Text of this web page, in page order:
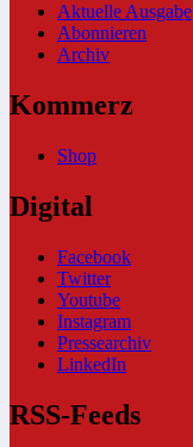
Aktuelle Ausgabe
Abonnieren
Archiv
Kommerz
Shop
Digital
Facebook
Twitter
Youtube
Instagram
Pressearchiv
LinkedIn
RSS-Feeds